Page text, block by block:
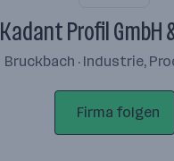
Kadant Profil GmbH
Bruckbach · Industrie,
Firma folgen